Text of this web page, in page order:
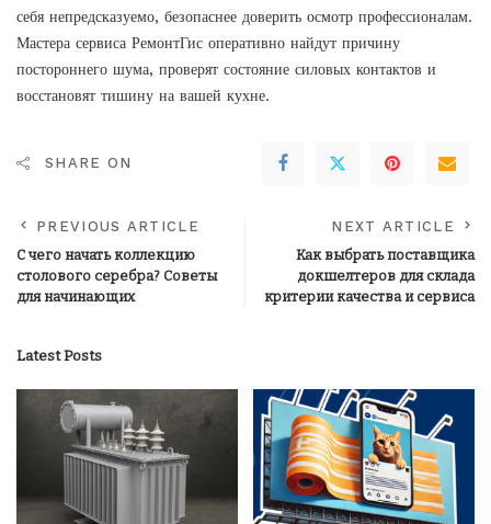
себя непредсказуемо, безопаснее доверить осмотр профессионалам.
Мастера сервиса РемонтГис оперативно найдут причину
постороннего шума, проверят состояние силовых контактов и
восстановят тишину на вашей кухне.
SHARE ON
PREVIOUS ARTICLE
С чего начать коллекцию
столового серебра? Советы
для начинающих
NEXT ARTICLE
Как выбрать поставщика
докшелтеров для склада
критерии качества и сервиса
Latest Posts